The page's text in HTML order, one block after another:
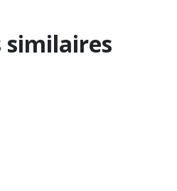
similaires